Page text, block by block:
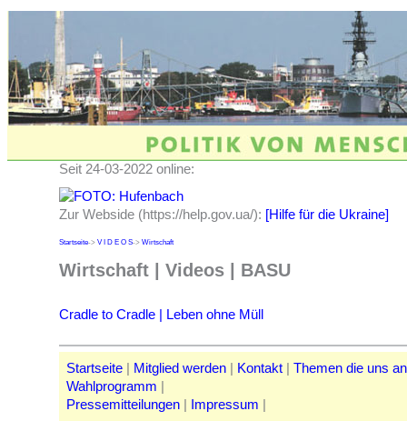
Seit 24-03-2022 online:
Zur Webside (https://help.gov.ua/): [Hilfe für die Ukraine]
Startseite-> V I D E O S-> Wirtschaft
Wirtschaft | Videos | BASU
Cradle to Cradle | Leben ohne Müll
Startseite | Mitglied werden | Kontakt | Themen die uns
Wahlprogramm |
Pressemitteilungen | Impressum |